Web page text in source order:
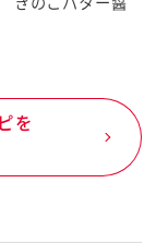
きのこバター醤
を